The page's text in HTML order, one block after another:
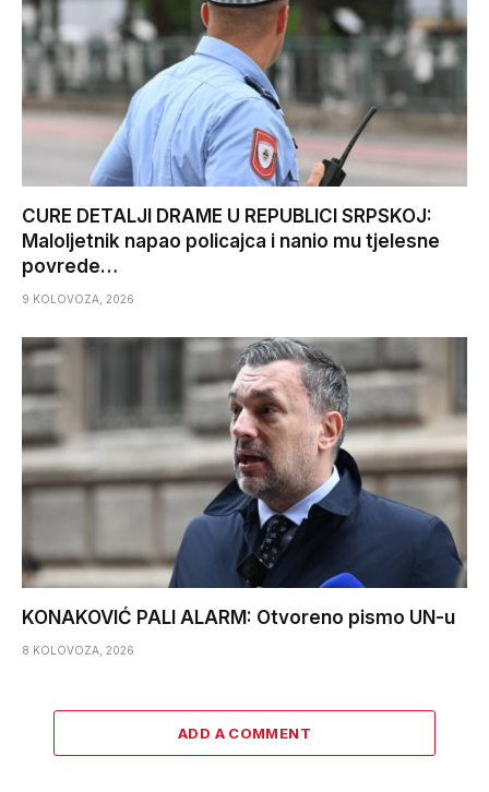
CURE DETALJI DRAME U REPUBLICI SRPSKOJ:
Maloljetnik napao policajca i nanio mu tjelesne
povrede…
9 KOLOVOZA, 2026
KONAKOVIĆ PALI ALARM: Otvoreno pismo UN-u
8 KOLOVOZA, 2026
ADD A COMMENT